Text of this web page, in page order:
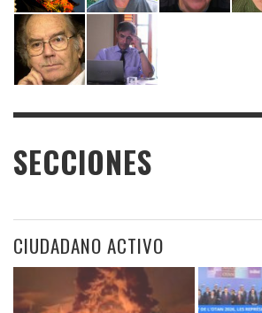
SECCIONES
CIUDADANO ACTIVO